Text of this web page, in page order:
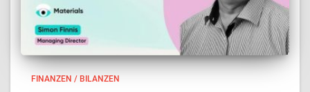
FINANZEN / BILANZEN